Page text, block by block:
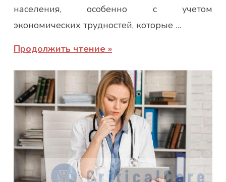
населения, особенно с учетом
экономических трудностей, которые …
Продолжить чтение